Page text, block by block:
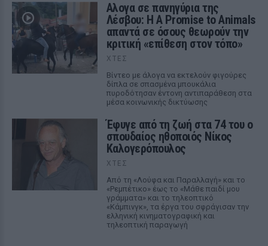
Αλογα σε πανηγύρια της
Λέσβου: Η A Promise to Animals
απαντά σε όσους θεωρούν την
κριτική «επίθεση στον τόπο»
ΧΤΕΣ
Βίντεο με άλογα να εκτελούν φιγούρες
δίπλα σε σπασμένα μπουκάλια
πυροδότησαν έντονη αντιπαράθεση στα
μέσα κοινωνικής δικτύωσης
Έφυγε από τη ζωή στα 74 του ο
σπουδαίος ηθοποιός Νίκος
Καλογερόπουλος
ΧΤΕΣ
Από τη «Λούφα και Παραλλαγή» και το
«Ρεμπέτικο» έως το «Μάθε παιδί μου
γράμματα» και το τηλεοπτικό
«Κάμπινγκ», τα έργα του σφράγισαν την
ελληνική κινηματογραφική και
τηλεοπτική παραγωγή